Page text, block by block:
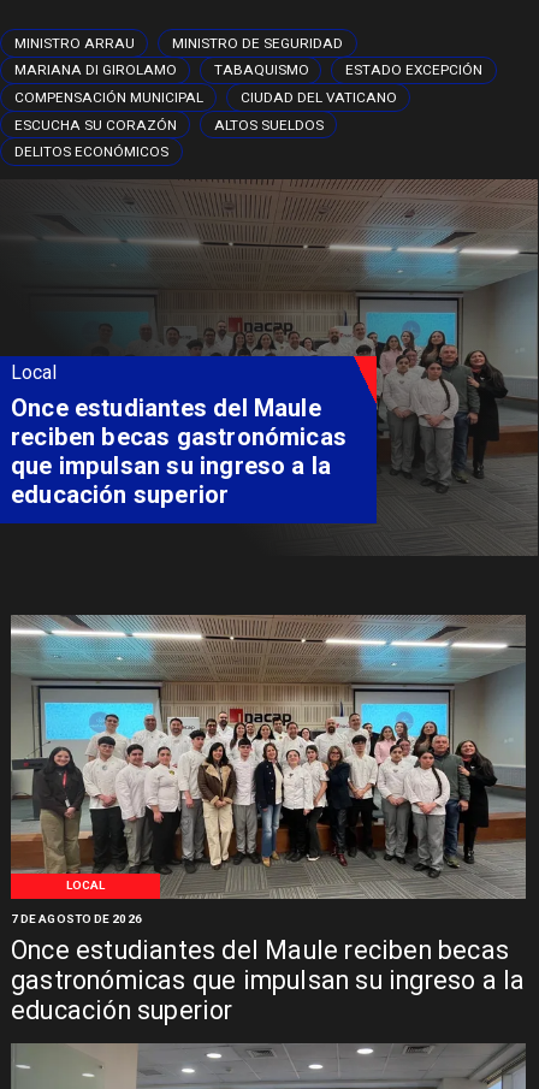
MINISTRO ARRAU
MINISTRO DE SEGURIDAD
MARIANA DI GIROLAMO
TABAQUISMO
ESTADO EXCEPCIÓN
COMPENSACIÓN MUNICIPAL
CIUDAD DEL VATICANO
ESCUCHA SU CORAZÓN
ALTOS SUELDOS
DELITOS ECONÓMICOS
LOCAL
Once estudiantes del Maule reciben becas
gastronómicas que impulsan su ingreso a la
educación superior
7 DE AGOSTO DE 2026
Local
Álvarez-Salamanca lidera la
apuesta regional para
consolidar el Paso Pehuenche
como alternativa a Los
Libertadores